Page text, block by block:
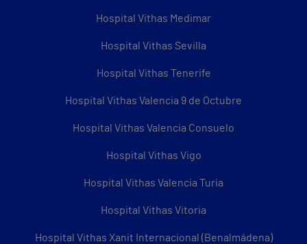
Hospital Vithas Medimar
Hospital Vithas Sevilla
Hospital Vithas Tenerife
Hospital Vithas Valencia 9 de Octubre
Hospital Vithas Valencia Consuelo
Hospital Vithas Vigo
Hospital Vithas Valencia Turia
Hospital Vithas Vitoria
Hospital Vithas Xanit Internacional (Benalmádena)